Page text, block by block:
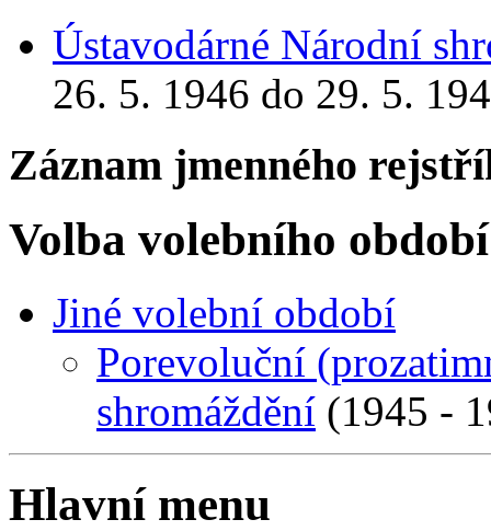
Ústavodárné Národní
26. 5. 1946 do 29. 5.
Záznam jmenného
Volba volebního období
Jiné volební období
Porevoluční
shromáždění (1945 -
Hlavní menu